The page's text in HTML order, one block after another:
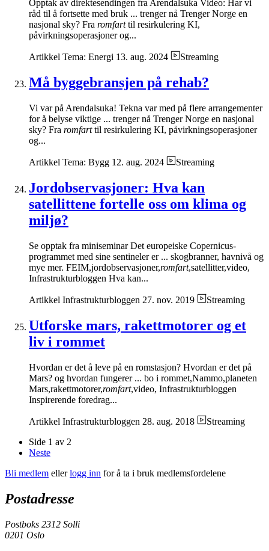
Opptak av direktesendingen fra Arendalsuka Video: Har vi
råd til å fortsette med bruk ... trenger nå Trenger Norge en
nasjonal sky? Fra romfarttil resirkulering KI,
påvirkningsoperasjoner og...
Artikkel Tema: Energi 13. aug. 2024 Streaming
Må byggebransjen på rehab?
Vi var på Arendalsuka! Tekna var med på flere arrangementer
for å belyse viktige ... trenger nå Trenger Norge en nasjonal
sky? Fra romfarttil resirkulering KI, påvirkningsoperasjoner
og...
Artikkel Tema: Bygg 12. aug. 2024 Streaming
Jordobservasjoner: Hva kan
satellittene fortelle oss om klima og
miljø?
Se opptak fra miniseminar Det europeiske Copernicus-
programmet med sine sentineler er ... skogbranner, havnivå og
mye mer. FEIM,jordobservasjoner,romfart,satellitter,video,
Infrastrukturbloggen Hva kan...
Artikkel Infrastrukturbloggen 27. nov. 2019 Streaming
Utforske mars, rakettmotorer og et
liv i rommet
Hvordan er det å leve på en romstasjon? Hvordan er det på
Mars? og hvordan fungerer ... bo i rommet,Nammo,planeten
Mars,rakettmotorer,romfart,video, Infrastrukturbloggen
Inspirerende foredrag...
Artikkel Infrastrukturbloggen 28. aug. 2018
Streaming
Side 1 av 2
Neste
Bli medlem ellerlogg inn for å ta i bruk medlemsfordelene
Postadresse
Postboks 2312 Solli
0201 Oslo